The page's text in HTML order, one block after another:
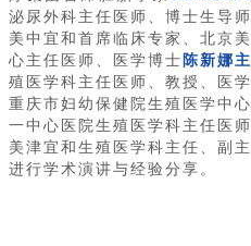
泌尿外科主任医师、博士生导
美中宜和首席临床专家、北京
心主任医师、医学博士陈新娜
殖医学科主任医师、教授、医
重庆市妇幼保健院生殖医学中
一中心医院生殖医学科主任医
美津宜和生殖医学科主任、副
进行学术演讲与经验分享。